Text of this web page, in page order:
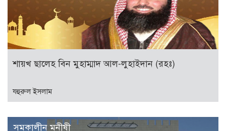
শায়খ ছালেহ বিন মুহাম্মাদ আল-লুহাইদান (রহঃ)
যহুরুল ইসলাম
সমকালীন মনীষী